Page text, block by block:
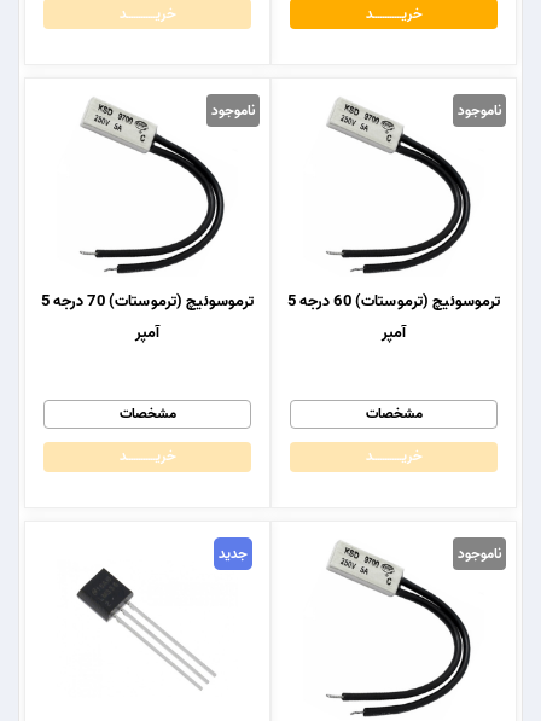
خریــــــــــــد
خریــــــــــــد
ناموجود
ترموسوئیچ (ترموستات) 60 درجه 5
آمپر
مشخصات
خریــــــــــــد
ناموجود
ترموسوئیچ (ترموستات) 70 درجه 5
آمپر
مشخصات
خریــــــــــــد
ناموجود جدید